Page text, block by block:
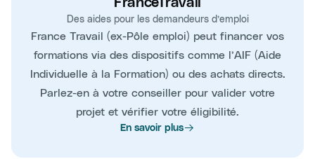
Des aides pour les demandeurs d’emploi
France Travail (ex-Pôle emploi) peut financer vos
formations via des dispositifs comme l’AIF (Aide
Individuelle à la Formation) ou des achats directs.
Parlez-en à votre conseiller pour valider votre
projet et vérifier votre éligibilité.
En savoir plus